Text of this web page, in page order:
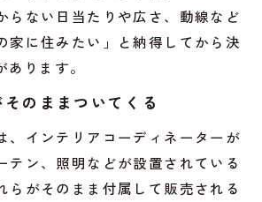
らない日当たりや広さ、動線など
家に住みたい」と納得してから決
ります。
のままついてくる
、インテリアコーディネーターが
テン、照明などが設置されている
らがそのまま付属して販売される